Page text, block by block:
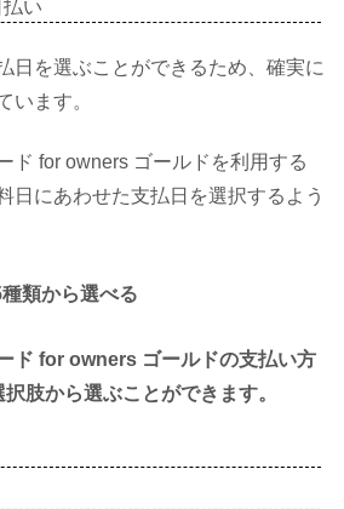
い
日を選ぶことができるため、確実に
います。
ド for owners ゴールドを利用する
日にあわせた支払日を選択するよう
類から選べる
ド for owners ゴールドの支払い方
肢から選ぶことができます。